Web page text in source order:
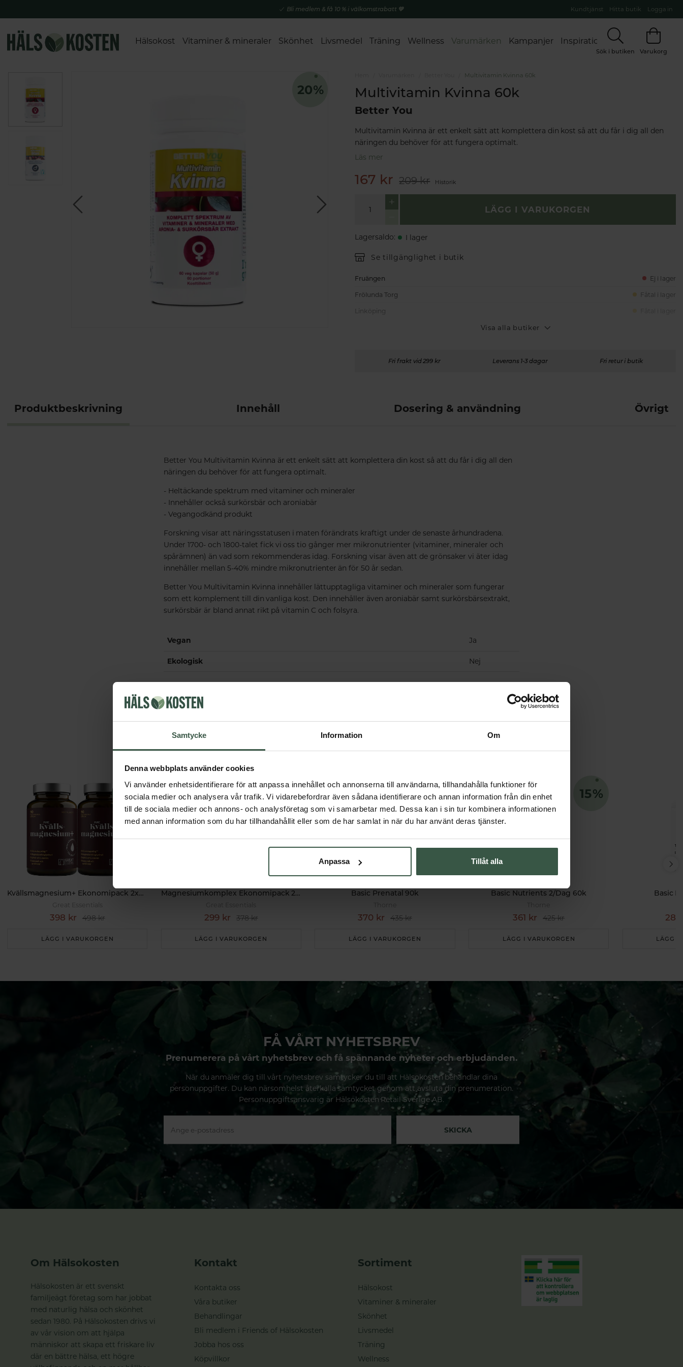
Samtycke Information Om
Denna webbplats använder cookies
Vi använder enhetsidentifierare för att anpassa innehållet och annonserna till användarna, tillhandahålla funktioner för
sociala medier och analysera vår trafik. Vi vidarebefordrar även sådana identifierare och annan information från din enhet
till de sociala medier och annons- och analysföretag som vi samarbetar med. Dessa kan i sin tur kombinera informationen
med annan information som du har tillhandahållit eller som de har samlat in när du har använt deras tjänster.
Anpassa Tillåt alla
Bli medlem & få 10 % i välkomstrabatt 💚 Kundtjänst Hitta butik Logga in
Hälsokost Vitaminer & mineraler Skönhet Livsmedel Träning Wellness Varumärken Kampanjer Inspiration
Sök i butiken Varukorg
Multivitamin Kvinna 60k
Multivitamin Kvinna 60k
Better You
Multivitamin Kvinna är ett enkelt sätt att komplettera din kost så att du får i dig all den
näringen du behöver för att fungera optimalt.
Läs mer
167 kr 209 kr Historik
LÄGG I VARUKORGEN
Lagersaldo: I lager
Se tillgänglighet i butik
Fruängen Ej i lager
Frölunda Torg Fåtal i lager
Visa alla butiker
Fri frakt vid 299 kr Leverans 1-3 dagar Fri retur i butik
Produktbeskrivning Innehåll Dosering & användning Övrigt
Better You Multivitamin Kvinna är ett enkelt sätt att komplettera din kost så att du får i dig all den
näringen du behöver för att fungera optimalt.
- Heltäckande spektrum med vitaminer och mineraler
- Innehåller också surkörsbär och aroniabär
- Vegangodkänd produkt
Forskning visar att näringsstatusen i maten förändrats kraftigt under de senaste århundradena.
Under 1700- och 1800-talet fick vi oss tio gånger mer mikronutrienter (vitaminer, mineraler och
spårämnen) än vad som rekommenderas idag. Forskning visar även att de grönsaker vi äter idag
innehåller mellan 5-40% mindre mikronutrienter än för 50 år sedan.
Better You Multivitamin Kvinna innehåller lättupptagliga vitaminer och mineraler som fungerar
som ett komplement till din vanliga kost. Den innehåller även aroniabär samt surkörsbärsextrakt,
surkörsbär är bland annat rikt på vitamin C och folsyra.
Vegan Ja
Ekologisk Nej
Får vi föreslå
Andra köpte också
Kvällsmagnesium+ Ekonomipack 2x90k
Great Essentials
398 kr 498 kr
LÄGG I VARUKORGEN
Magnesiumkomplex Ekonomipack 2x90k
299 kr 378 kr
LÄGG I VARUKORGEN
Basic Prenatal 90k
370 kr 435 kr
LÄGG I VARUKORGEN
Basic Nutrients 2/Dag 60k
361 kr 425 kr
LÄGG I VARUKORGEN
Basic
LÄGG I
FÅ VÅRT NYHETSBREV
Prenumerera på vårt nyhetsbrev och få spännande nyheter och erbjudanden.
När du anmäler dig till vårt nyhetsbrev samtycker du till att Hälsokosten behandlar dina
personuppgifter. Du kan närsomhelst återkalla samtycket genom att avsluta din prenumeration.
Personuppgiftsansvarig är Hälsokosten Retail Sverige AB.
SKICKA
Om Hälsokosten
Hälsokosten är ett svenskt
familjeägt företag som har jobbat
med naturlig hälsa och skönhet
sedan 1980. På Hälsokosten drivs vi
av vår vision om att hjälpa
människor att skapa ett friskare liv
där en bättre hälsa, ett högre
Kontakt
Kontakta oss
Våra butiker
Behandlingar
Bli medlem i Friends of Hälsokosten
Jobba hos oss
Köpvillkor
Sortiment
Hälsokost
Vitaminer & mineraler
Skönhet
Livsmedel
Träning
Wellness